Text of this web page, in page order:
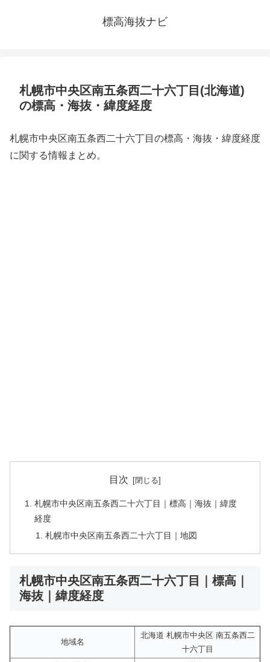
標高海抜ナビ
札幌市中央区南五条西二十六丁目(北海道)
の標高・海抜・緯度経度
札幌市中央区南五条西二十六丁目の標高・海抜・緯度経度
に関する情報まとめ。
目次
札幌市中央区南五条西二十六丁目｜標高｜海抜｜緯度
経度
札幌市中央区南五条西二十六丁目｜地図
札幌市中央区南五条西二十六丁目｜標高｜
海抜｜緯度経度
地域名
北海道 札幌市中央区 南五条西二
十六丁目